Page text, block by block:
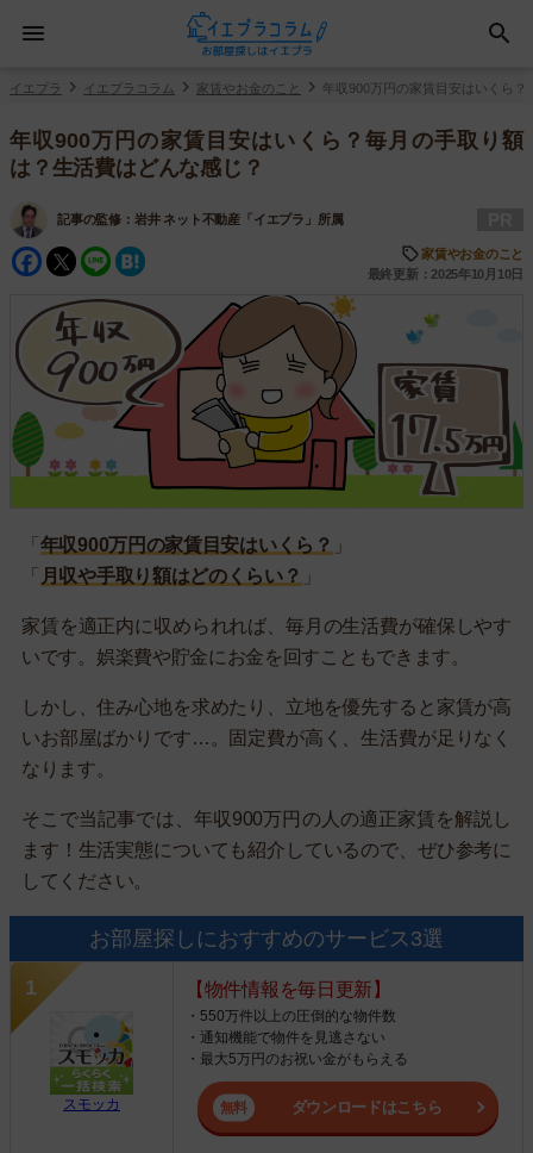
イエプラ イエプラコラム 家賃やお金のこと 年収900万円の家賃目安はいくら
年収900万円の家賃目安はいくら？毎月の手取り額
は？生活費はどんな感じ？
記事の監修： 岩井 ネット不動産「イエプラ」所属
Facebook
Twitter
Line
家賃やお金のこと
最終更新：2025年10月10日
「 年収900万円の家賃目安はいくら？ 」
「 月収や手取り額はどのくらい？ 」
家賃を適正内に収められれば、毎月の生活費が確保しやす
いです。娯楽費や貯金にお金を回すこともできます。
しかし、住み心地を求めたり、立地を優先すると家賃が高
いお部屋ばかりです…。固定費が高く、生活費が足りなく
なります。
そこで当記事では、年収900万円の人の適正家賃を解説し
ます！生活実態についても紹介しているので、ぜひ参考に
してください。
お部屋探しにおすすめのサービス3選
スモッカ
【物件情報を毎日更新】
・550万件以上の圧倒的な物件数
・通知機能で物件を見逃さない
・最大5万円のお祝い金がもらえる
ダウンロードはこちら